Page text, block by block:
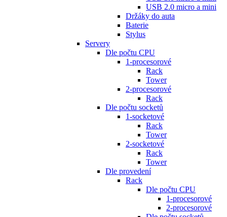
USB 2.0 micro a mini
Držáky do auta
Baterie
Stylus
Servery
Dle počtu CPU
1-procesorové
Rack
Tower
2-procesorové
Rack
Dle počtu socketů
1-socketové
Rack
Tower
2-socketové
Rack
Tower
Dle provedení
Rack
Dle počtu CPU
1-procesorové
2-procesorové